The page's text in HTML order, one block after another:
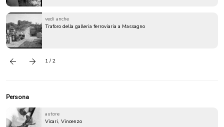
vedi anche
Traforo della galleria ferroviaria a Massagno
Precedentesuccessivo
1 / 2
Persona
autore
Vicari, Vincenzo